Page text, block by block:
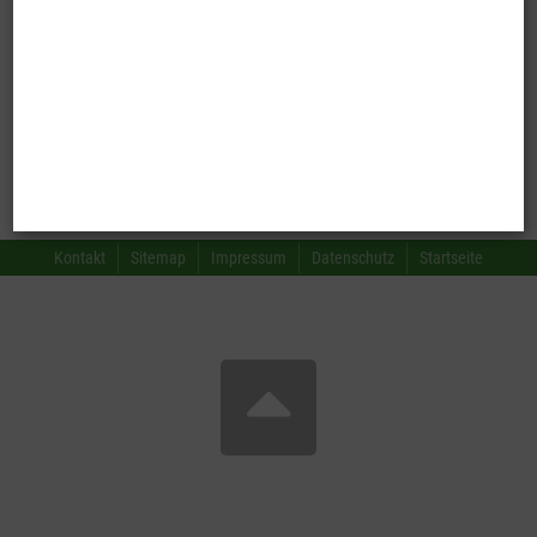
Kontakt Sitemap Impressum Datenschutz Startseite